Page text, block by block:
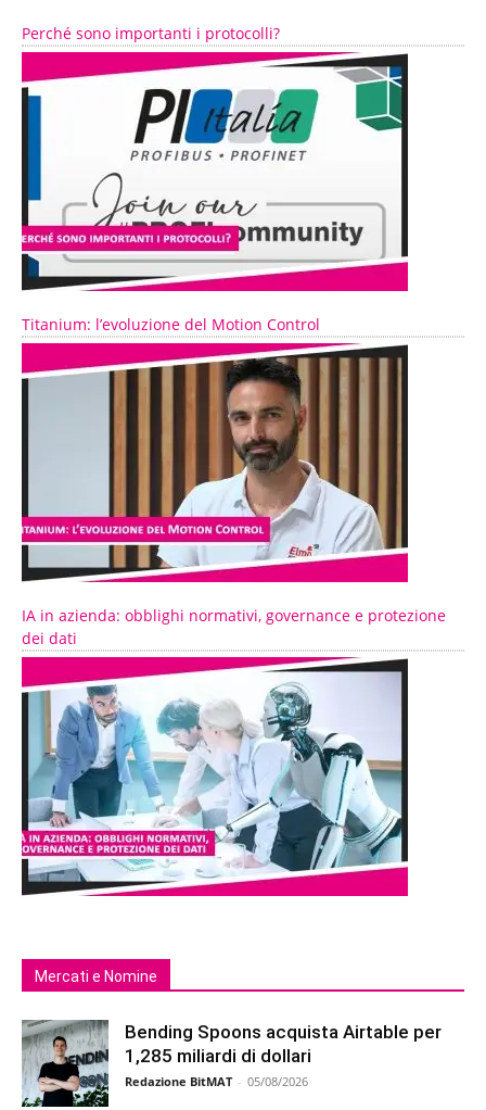
Perché sono importanti i protocolli?
Titanium: l’evoluzione del Motion Control
IA in azienda: obblighi normativi, governance e protezione
dei dati
Mercati e Nomine
Bending Spoons acquista Airtable per
1,285 miliardi di dollari
Redazione BitMAT - 05/08/2026